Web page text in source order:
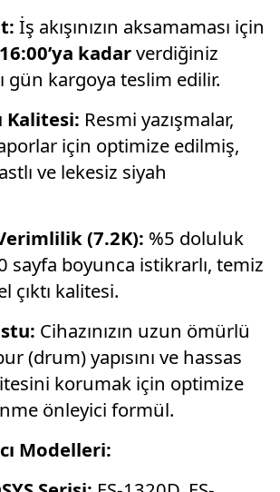
İş akışınızın aksamaması için
16:00’ya kadarverdiğiniz
gün kargoya teslim edilir.
Kalitesi: Resmi yazışmalar,
için optimize edilmiş,
ve lekesiz siyah
(7.2K): %5 doluluk
sayfa boyunca istikrarlı, temiz
çıktı kalitesi.
Cihazınızın uzun ömürlü
(drum) yapısını ve hassas
korumak için optimize
önleyici formül.
Modelleri: